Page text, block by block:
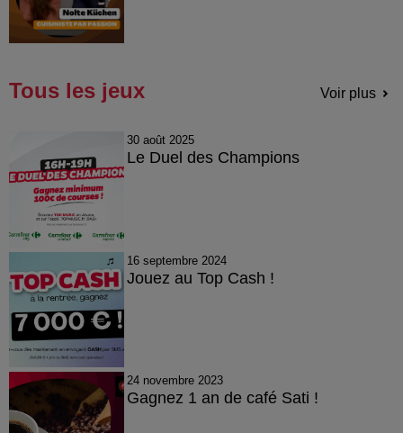
Tous les jeux Voir plus
30 août 2025
Le Duel des Champions
16 septembre 2024
Jouez au Top Cash !
24 novembre 2023
Gagnez 1 an de café Sati !